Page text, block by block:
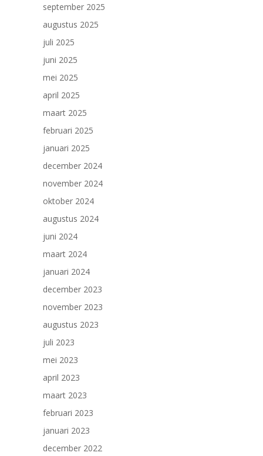
september 2025
augustus 2025
juli 2025
juni 2025
mei 2025
april 2025
maart 2025
februari 2025
januari 2025
december 2024
november 2024
oktober 2024
augustus 2024
juni 2024
maart 2024
januari 2024
december 2023
november 2023
augustus 2023
juli 2023
mei 2023
april 2023
maart 2023
februari 2023
januari 2023
december 2022